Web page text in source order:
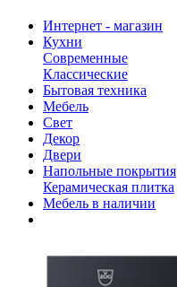
Интернет - магазин
Кухни
Современные
Классические
Бытовая техника
Мебель
Свет
Декор
Двери
Напольные покрытия
Керамическая плитка
Мебель в наличии